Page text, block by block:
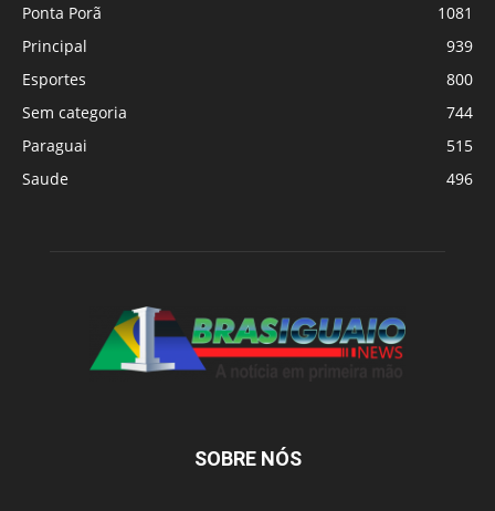
Ponta Porã
1081
Principal
939
Esportes
800
Sem categoria
744
Paraguai
515
Saude
496
SOBRE NÓS